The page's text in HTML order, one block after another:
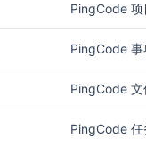
PingCode 项
PingCode
PingCode 文
PingCode